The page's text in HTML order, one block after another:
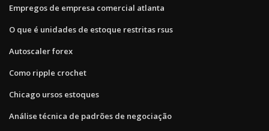
Empregos de empresa comercial atlanta
O que é unidades de estoque restritas rsus
Autoscaler forex
Como ripple crochet
Chicago ursos estoques
Análise técnica de padrões de negociação